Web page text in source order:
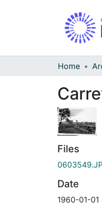
Home
Files
Date
1960-01-01